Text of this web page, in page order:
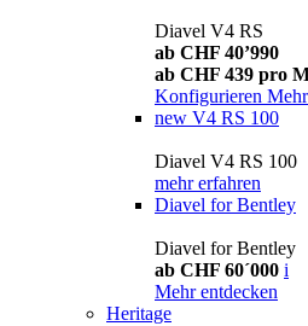
Diavel V4 RS
ab CHF 40’990
ab CHF 439 pro
Konfigurieren
new V4 RS 100
Diavel V4 RS 100
mehr erfahren
Diavel for Bentley
Diavel for Bentley
ab CHF 60´000 i
Mehr entdecken
Heritage